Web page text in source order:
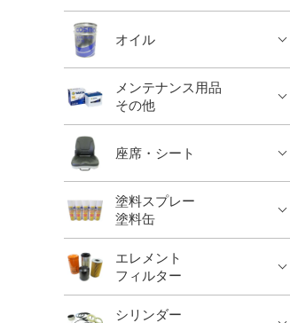
オイル
メンテナンス用品
その他
座席・シート
塗料スプレー
塗料缶
エレメント
フィルター
シリンダー